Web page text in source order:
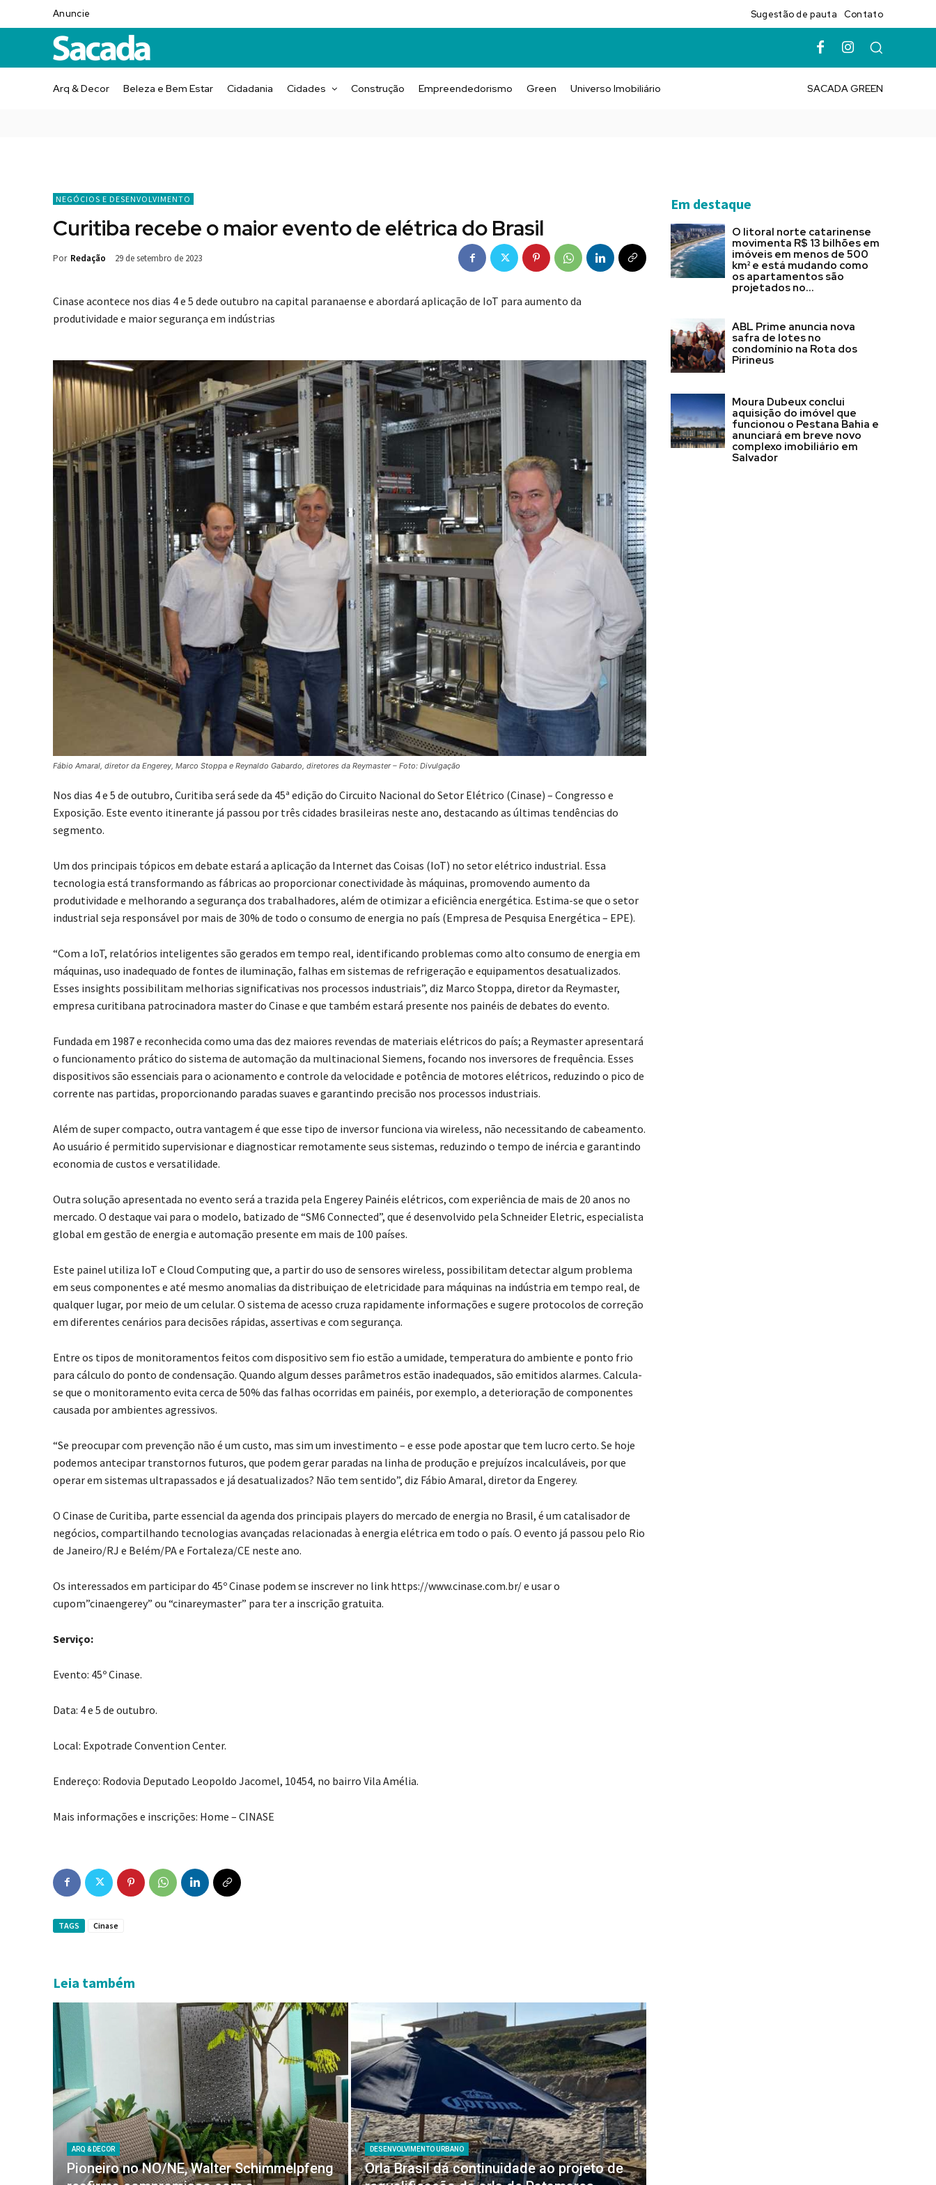
Anuncie Sugestão de pauta Contato
Arq & Decor Beleza e Bem Estar Cidadania Cidades Construção Empreendedorismo Green Universo Imobiliário SACADA GREEN
NEGÓCIOS E DESENVOLVIMENTO
Curitiba recebe o maior evento de elétrica do Brasil
Por Redação 29 de setembro de 2023
Cinase acontece nos dias 4 e 5 dede outubro na capital paranaense e abordará aplicação de IoT para aumento da
produtividade e maior segurança em indústrias
Fábio Amaral, diretor da Engerey, Marco Stoppa e Reynaldo Gabardo, diretores da Reymaster – Foto: Divulgação
Nos dias 4 e 5 de outubro, Curitiba será sede da 45ª edição do Circuito Nacional do Setor Elétrico (Cinase) – Congresso e
Exposição. Este evento itinerante já passou por três cidades brasileiras neste ano, destacando as últimas tendências do
segmento.
Um dos principais tópicos em debate estará a aplicação da Internet das Coisas (IoT) no setor elétrico industrial. Essa
tecnologia está transformando as fábricas ao proporcionar conectividade às máquinas, promovendo aumento da
produtividade e melhorando a segurança dos trabalhadores, além de otimizar a eficiência energética. Estima-se que o setor
industrial seja responsável por mais de 30% de todo o consumo de energia no país (Empresa de Pesquisa Energética – EPE).
“Com a IoT, relatórios inteligentes são gerados em tempo real, identificando problemas como alto consumo de energia em
máquinas, uso inadequado de fontes de iluminação, falhas em sistemas de refrigeração e equipamentos desatualizados.
Esses insights possibilitam melhorias significativas nos processos industriais”, diz Marco Stoppa, diretor da Reymaster,
empresa curitibana patrocinadora master do Cinase e que também estará presente nos painéis de debates do evento.
Fundada em 1987 e reconhecida como uma das dez maiores revendas de materiais elétricos do país; a Reymaster apresentará
o funcionamento prático do sistema de automação da multinacional Siemens, focando nos inversores de frequência. Esses
dispositivos são essenciais para o acionamento e controle da velocidade e potência de motores elétricos, reduzindo o pico de
corrente nas partidas, proporcionando paradas suaves e garantindo precisão nos processos industriais.
Além de super compacto, outra vantagem é que esse tipo de inversor funciona via wireless, não necessitando de cabeamento.
Ao usuário é permitido supervisionar e diagnosticar remotamente seus sistemas, reduzindo o tempo de inércia e garantindo
economia de custos e versatilidade.
Outra solução apresentada no evento será a trazida pela Engerey Painéis elétricos, com experiência de mais de 20 anos no
mercado. O destaque vai para o modelo, batizado de “SM6 Connected”, que é desenvolvido pela Schneider Eletric, especialista
global em gestão de energia e automação presente em mais de 100 países.
Este painel utiliza IoT e Cloud Computing que, a partir do uso de sensores wireless, possibilitam detectar algum problema
em seus componentes e até mesmo anomalias da distribuiçao de eletricidade para máquinas na indústria em tempo real, de
qualquer lugar, por meio de um celular. O sistema de acesso cruza rapidamente informações e sugere protocolos de correção
em diferentes cenários para decisões rápidas, assertivas e com segurança.
Entre os tipos de monitoramentos feitos com dispositivo sem fio estão a umidade, temperatura do ambiente e ponto frio
para cálculo do ponto de condensação. Quando algum desses parâmetros estão inadequados, são emitidos alarmes. Calcula-
se que o monitoramento evita cerca de 50% das falhas ocorridas em painéis, por exemplo, a deterioração de componentes
causada por ambientes agressivos.
“Se preocupar com prevenção não é um custo, mas sim um investimento – e esse pode apostar que tem lucro certo. Se hoje
podemos antecipar transtornos futuros, que podem gerar paradas na linha de produção e prejuízos incalculáveis, por que
operar em sistemas ultrapassados e já desatualizados? Não tem sentido”, diz Fábio Amaral, diretor da Engerey.
O Cinase de Curitiba, parte essencial da agenda dos principais players do mercado de energia no Brasil, é um catalisador de
negócios, compartilhando tecnologias avançadas relacionadas à energia elétrica em todo o país. O evento já passou pelo Rio
de Janeiro/RJ e Belém/PA e Fortaleza/CE neste ano.
Os interessados em participar do 45º Cinase podem se inscrever no link https://www.cinase.com.br/ e usar o
cupom”cinaengerey” ou “cinareymaster” para ter a inscrição gratuita.
Serviço:
Evento: 45º Cinase.
Data: 4 e 5 de outubro.
Local: Expotrade Convention Center.
Endereço: Rodovia Deputado Leopoldo Jacomel, 10454, no bairro Vila Amélia.
Mais informações e inscrições: Home – CINASE
TAGS Cinase
Leia também
ARQ & DECOR
Pioneiro no NO/NE, Walter Schimmelpfeng
DESENVOLVIMENTO URBANO
Orla Brasil dá continuidade ao projeto de
Em destaque
O litoral norte catarinense
movimenta R$ 13 bilhões em
imóveis em menos de 500
km² e está mudando como
os apartamentos são
projetados no...
ABL Prime anuncia nova
safra de lotes no
condomínio na Rota dos
Pirineus
Moura Dubeux conclui
aquisição do imóvel que
funcionou o Pestana Bahia e
anunciará em breve novo
complexo imobiliário em
Salvador